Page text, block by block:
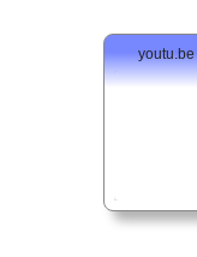
youtu.be